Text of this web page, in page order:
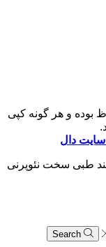
و هر گونه کپی
دال
طبی سخت نئوپرنی
Search